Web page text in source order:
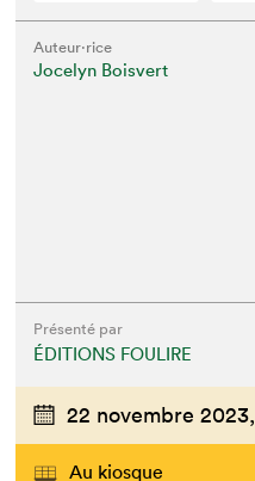
Auteur·rice
Jocelyn Boisvert
Présenté par
ÉDITIONS FOULIRE
22 novembre 2023,
Au kiosque